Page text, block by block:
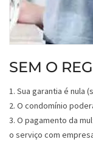
SEM O
1. Sua garantia é nula
2. O condomínio
3. O pagamento da
o serviço com